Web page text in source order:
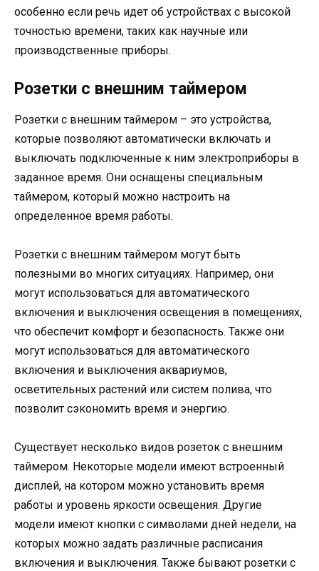
особенно если речь идет об устройствах с высокой
точностью времени, таких как научные или
производственные приборы.
Розетки с внешним таймером
Розетки с внешним таймером – это устройства,
которые позволяют автоматически включать и
выключать подключенные к ним электроприборы в
заданное время. Они оснащены специальным
таймером, который можно настроить на
определенное время работы.
Розетки с внешним таймером могут быть
полезными во многих ситуациях. Например, они
могут использоваться для автоматического
включения и выключения освещения в помещениях,
что обеспечит комфорт и безопасность. Также они
могут использоваться для автоматического
включения и выключения аквариумов,
осветительных растений или систем полива, что
позволит сэкономить время и энергию.
Существует несколько видов розеток с внешним
таймером. Некоторые модели имеют встроенный
дисплей, на котором можно установить время
работы и уровень яркости освещения. Другие
модели имеют кнопки с символами дней недели, на
которых можно задать различные расписания
включения и выключения. Также бывают розетки с